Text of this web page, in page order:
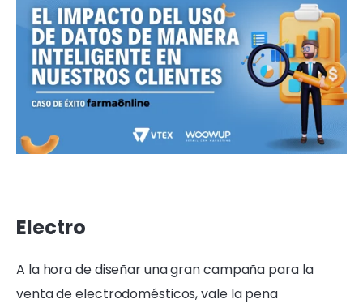
Electro
A la hora de diseñar una gran campaña para la
venta de electrodomésticos, vale la pena